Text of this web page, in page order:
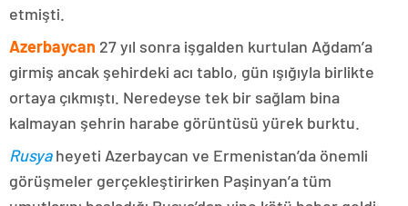
etmişti.
Azerbaycan 27 yıl sonra işgalden kurtulan Ağdam’a
girmiş ancak şehirdeki acı tablo, gün ışığıyla birlikte
ortaya çıkmıştı. Neredeyse tek bir sağlam bina
kalmayan şehrin harabe görüntüsü yürek burktu.
Rusyaheyeti Azerbaycan ve Ermenistan’da önemli
görüşmeler gerçekleştirirken Paşinyan’a tüm